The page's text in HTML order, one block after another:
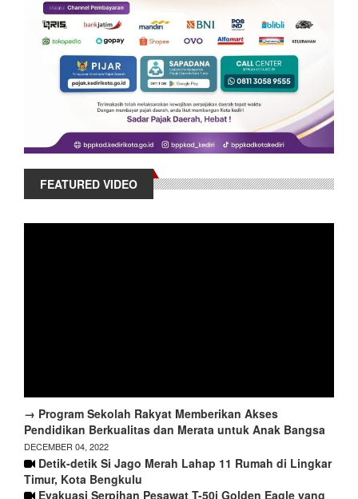
FEATURED VIDEO
→ Program Sekolah Rakyat Memberikan Akses
Pendidikan Berkualitas dan Merata untuk Anak Bangsa
DECEMBER 04, 2022
Detik-detik Si Jago Merah Lahap 11 Rumah di Lingkar
Timur, Kota Bengkulu
Evakuasi Serpihan Pesawat T-50i Golden Eagle yang